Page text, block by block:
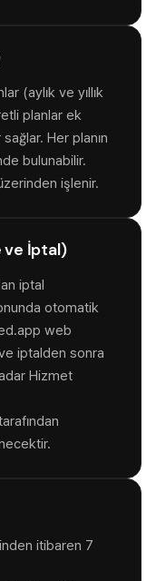
(aylık ve yıllık
planlar ek
Her planın
bulunabilir.
işlenir.
ve İptal)
iptal
otomatik
web
iptalden sonra
Hizmet
itibaren 7